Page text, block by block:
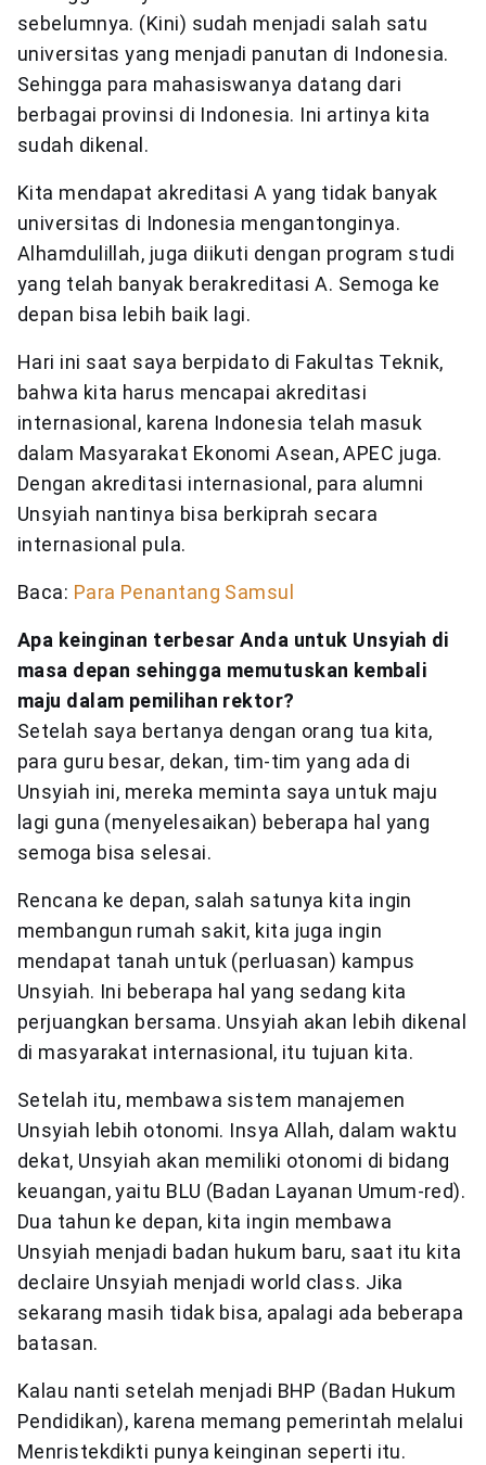
sebelumnya. (Kini) sudah menjadi salah satu
universitas yang menjadi panutan di Indonesia.
Sehingga para mahasiswanya datang dari
berbagai provinsi di Indonesia. Ini artinya kita
sudah dikenal.
Kita mendapat akreditasi A yang tidak banyak
universitas di Indonesia mengantonginya.
Alhamdulillah, juga diikuti dengan program studi
yang telah banyak berakreditasi A. Semoga ke
depan bisa lebih baik lagi.
Hari ini saat saya berpidato di Fakultas Teknik,
bahwa kita harus mencapai akreditasi
internasional, karena Indonesia telah masuk
dalam Masyarakat Ekonomi Asean, APEC juga.
Dengan akreditasi internasional, para alumni
Unsyiah nantinya bisa berkiprah secara
internasional pula.
Baca: Para Penantang Samsul
Apa keinginan terbesar Anda untuk Unsyiah di
masa depan sehingga memutuskan kembali
maju dalam pemilihan rektor?
Setelah saya bertanya dengan orang tua kita,
para guru besar, dekan, tim-tim yang ada di
Unsyiah ini, mereka meminta saya untuk maju
lagi guna (menyelesaikan) beberapa hal yang
semoga bisa selesai.
Rencana ke depan, salah satunya kita ingin
membangun rumah sakit, kita juga ingin
mendapat tanah untuk (perluasan) kampus
Unsyiah. Ini beberapa hal yang sedang kita
perjuangkan bersama. Unsyiah akan lebih dikenal
di masyarakat internasional, itu tujuan kita.
Setelah itu, membawa sistem manajemen
Unsyiah lebih otonomi. Insya Allah, dalam waktu
dekat, Unsyiah akan memiliki otonomi di bidang
keuangan, yaitu BLU (Badan Layanan Umum-red).
Dua tahun ke depan, kita ingin membawa
Unsyiah menjadi badan hukum baru, saat itu kita
declaire Unsyiah menjadi world class. Jika
sekarang masih tidak bisa, apalagi ada beberapa
batasan.
Kalau nanti setelah menjadi BHP (Badan Hukum
Pendidikan), karena memang pemerintah melalui
Menristekdikti punya keinginan seperti itu.